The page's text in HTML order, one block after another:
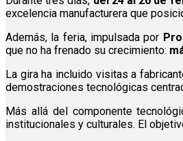
excelencia manufacturera que
Además, la feria, impulsada por
que no ha frenado su crecimiento:
La gira ha incluido visitas a
demostraciones tecnológicas
Más allá del componente
institucionales y culturales. El